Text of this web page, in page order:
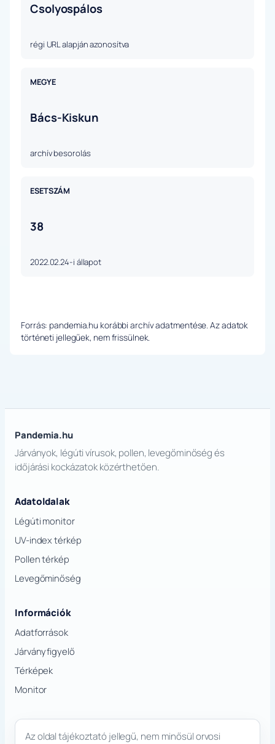
Csolyospálos
régi URL alapján azonosítva
MEGYE
Bács-Kiskun
archív besorolás
ESETSZÁM
38
2022.02.24-i állapot
Forrás: pandemia.hu korábbi archív adatmentése. Az adatok
történeti jellegűek, nem frissülnek.
Pandemia.hu
Járványok, légúti vírusok, pollen, levegőminőség és
időjárási kockázatok közérthetően.
Adatoldalak
Légúti monitor
UV-index térkép
Pollen térkép
Levegőminőség
Információk
Adatforrások
Járványfigyelő
Térképek
Monitor
Az oldal tájékoztató jellegű, nem minősül orvosi